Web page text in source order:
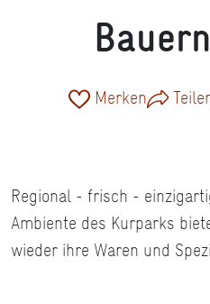
Merken
Regional - frisch -
Ambiente des Kurparks
wieder ihre Waren und